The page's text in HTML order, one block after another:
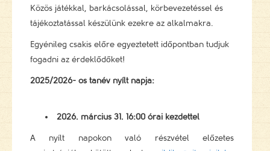
Közös játékkal, barkácsolással, körbevezetéssel és
tájékoztatással készülünk ezekre az alkalmakra.
Egyénileg csakis előre egyeztetett időpontban tudjuk
fogadni az érdeklődőket!
2025/2026- os tanév nyílt napja:
2026. március 31. 16:00 órai kezdettel
A nyílt napokon való részvétel előzetes